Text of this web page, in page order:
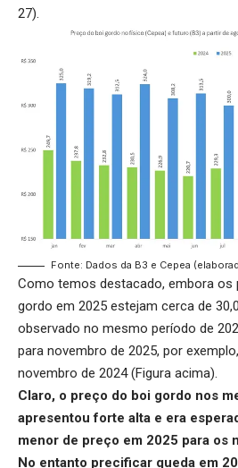
27).
Fonte: Dados da B3 e Cepea
Como temos destacado, embora os
gordo em 2025 estejam cerca de
observado no mesmo período de
para novembro de 2025, por
novembro de 2024 (Figura acima).
Claro, o preço do boi gordo nos
apresentou forte alta e era
menor de preço em 2025 para os
No entanto precificar queda em